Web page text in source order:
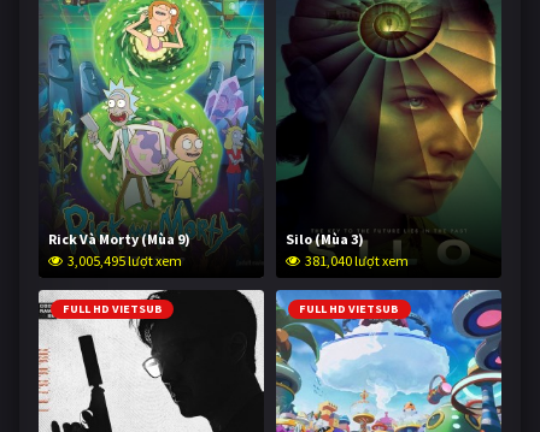
Rick Và Morty (Mùa 9)
3,005,495 lượt xem
Silo (Mùa 3)
381,040 lượt xem
FULL HD VIETSUB FULL HD VIETSUB